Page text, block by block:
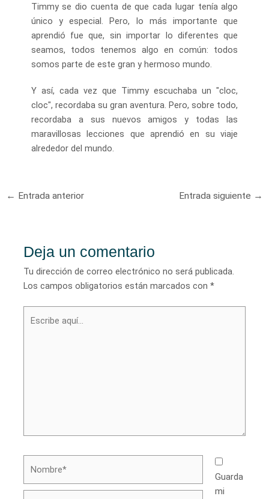
Timmy se dio cuenta de que cada lugar tenía algo
único y especial. Pero, lo más importante que
aprendió fue que, sin importar lo diferentes que
seamos, todos tenemos algo en común: todos
somos parte de este gran y hermoso mundo.
Y así, cada vez que Timmy escuchaba un "cloc,
cloc", recordaba su gran aventura. Pero, sobre todo,
recordaba a sus nuevos amigos y todas las
maravillosas lecciones que aprendió en su viaje
alrededor del mundo.
Navegación
← Entrada anterior Entrada siguiente →
Deja un comentario
Tu dirección de correo electrónico no será publicada.
Los campos obligatorios están marcados con*
aquí...
Guarda
mi